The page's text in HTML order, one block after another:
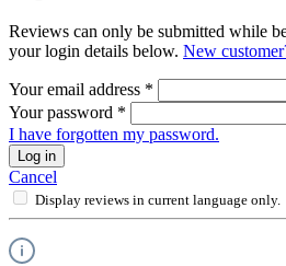
Reviews can only be submitted while
your login details below. New
Your email address *
Your password *
I have forgotten my password.
Log in
Cancel
Display reviews in current language only.